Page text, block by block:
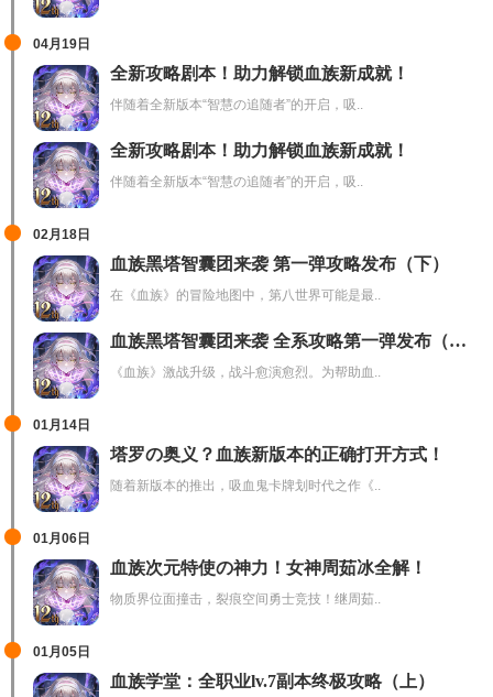
04月19日
全新攻略剧本！助力解锁血族新成就！
伴随着全新版本“智慧の追随者”的开启，吸..
全新攻略剧本！助力解锁血族新成就！
伴随着全新版本“智慧の追随者”的开启，吸..
02月18日
血族黑塔智囊团来袭 第一弹攻略发布（下）
在《血族》的冒险地图中，第八世界可能是最..
血族黑塔智囊团来袭 全系攻略第一弹发布（上）！
《血族》激战升级，战斗愈演愈烈。为帮助血..
01月14日
塔罗の奥义？血族新版本的正确打开方式！
随着新版本的推出，吸血鬼卡牌划时代之作《..
01月06日
血族次元特使の神力！女神周茹冰全解！
物质界位面撞击，裂痕空间勇士竞技！继周茹..
01月05日
血族学堂：全职业lv.7副本终极攻略（上）